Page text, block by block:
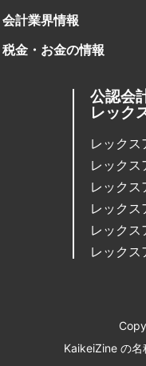
会計業界情報
税金・お金の情報
公認会
レック
レック
レックス
レック
レック
レック
レックス
KaikeiZine の名